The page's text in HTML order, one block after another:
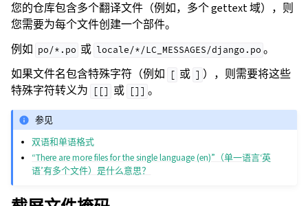
您的仓库包含多个翻译文件（例如，多个 gettext 域），则
您需要为每个文件创建一个部件。
例如 po/*.po 或 locale/*/LC_MESSAGES/django.po 。
如果文件名包含特殊字符（例如
[ 或 ] ），则需要将这些
特殊字符转义为
[[] 或 []] 。
参见
双语和单语格式
“There are more files for the single language (en)”（单一语言‘英
语’有多个文件）是什么意思？